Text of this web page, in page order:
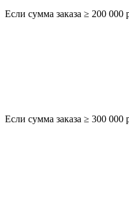
Если сумма заказа ≥ 200
Если сумма заказа ≥ 300